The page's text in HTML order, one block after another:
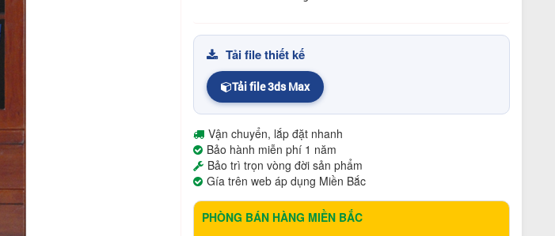
Tải file thiết kế
Tải file 3ds Max
Vận chuyển, lắp đặt nhanh
Bảo hành miễn phí 1 năm
Bảo trì trọn vòng đời sản phẩm
Gía trên web áp dụng Miền Bắc
PHÒNG BÁN HÀNG MIỀN BẮC